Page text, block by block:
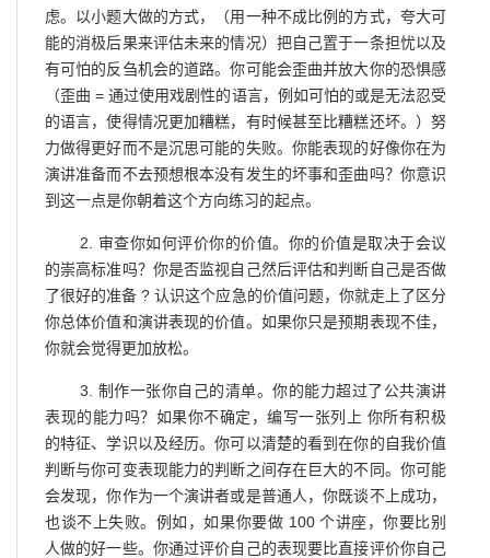
虑。以小题大做的方式，（用一种不成比例的方式，夸大可
能的消极后果来评估未来的情况）把自己置于一条担忧以及
有可怕的反刍机会的道路。你可能会歪曲并放大你的恐惧感
（歪曲 = 通过使用戏剧性的语言，例如可怕的或是无法忍受
的语言，使得情况更加糟糕，有时候甚至比糟糕还坏。）努
力做得更好而不是沉思可能的失败。你能表现的好像你在为
演讲准备而不去预想根本没有发生的坏事和歪曲吗？你意识
到这一点是你朝着这个方向练习的起点。
2. 审查你如何评价你的价值。你的价值是取决于会议
的崇高标准吗？你是否监视自己然后评估和判断自己是否做
了很好的准备 ? 认识这个应急的价值问题，你就走上了区分
你总体价值和演讲表现的价值。如果你只是预期表现不佳，
你就会觉得更加放松。
3. 制作一张你自己的清单。你的能力超过了公共演讲
表现的能力吗？如果你不确定，编写一张列上 你所有积极
的特征、学识以及经历。你可以清楚的看到在你的自我价值
判断与你可变表现能力的判断之间存在巨大的不同。你可能
会发现，你作为一个演讲者或是普通人，你既谈不上成功，
也谈不上失败。例如，如果你要做 100 个讲座，你要比别
人做的好一些。你通过评价自己的表现要比直接评价你自己